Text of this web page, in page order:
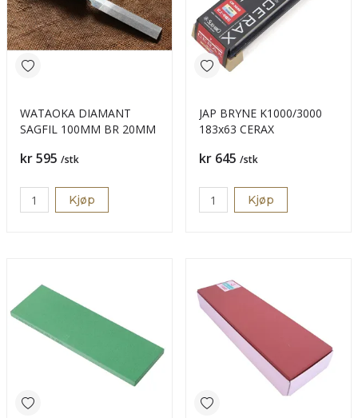
WATAOKA DIAMANT
SAGFIL 100MM BR 20MM
Pris
kr 595 /stk
Kjøp
JAP BRYNE K1000/3000
183x63 CERAX
Pris
kr 645 /stk
Kjøp